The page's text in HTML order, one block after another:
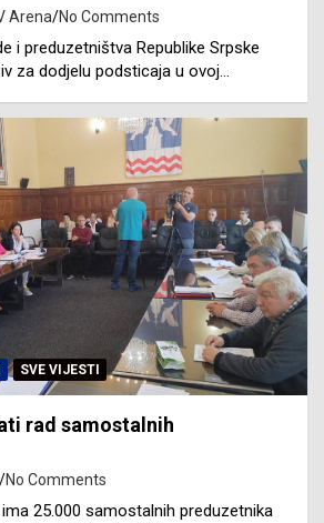
Arena No Comments
i preduzetništva Republike Srpske
za dodjelu podsticaja u ovoj…
SVE VIJESTI
rad samostalnih
No Comments
25.000 samostalnih preduzetnika